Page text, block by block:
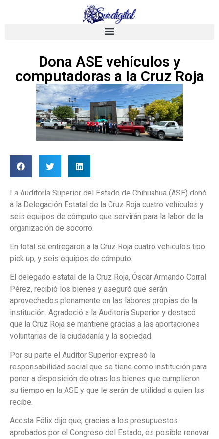
Dona ASE vehículos y
computadoras a la Cruz Roja
La Auditoría Superior del Estado de Chihuahua (ASE) donó
a la Delegación Estatal de la Cruz Roja cuatro vehículos y
seis equipos de cómputo que servirán para la labor de la
organización de socorro.
En total se entregaron a la Cruz Roja cuatro vehículos tipo
pick up, y seis equipos de cómputo.
El delegado estatal de la Cruz Roja, Óscar Armando Corral
Pérez, recibió los bienes y aseguró que serán
aprovechados plenamente en las labores propias de la
institución. Agradeció a la Auditoría Superior y destacó
que la Cruz Roja se mantiene gracias a las aportaciones
voluntarias de la ciudadanía y la sociedad.
Por su parte el Auditor Superior expresó la
responsabilidad social que se tiene como institución para
poner a disposición de otras los bienes que cumplieron
su tiempo en la ASE y que le serán de utilidad a quien las
recibe.
Acosta Félix dijo que, gracias a los presupuestos
aprobados por el Congreso del Estado, es posible renovar